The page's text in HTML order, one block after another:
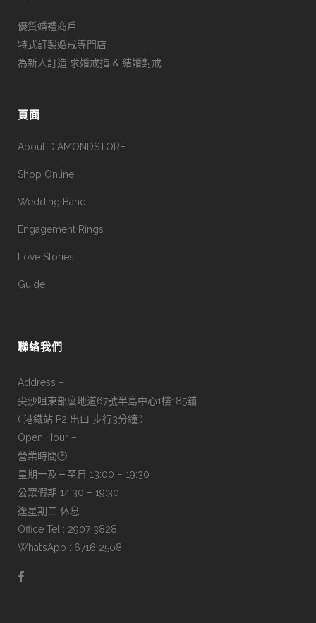
優質婚禮商戶
特式訂製婚戒專門店
為新人訂造 求婚戒指 & 結婚對戒
頁面
About DIAMONDSTORE
Shop Online
Wedding Band
Engagement Rings
Love Stories
Guide
聯絡我們
Address –
尖沙咀東部麼地道67號半島中心1樓185舖
( 港鐵站 P2 出口 步行3分鐘 )
Open Hour –
營業時間🕑
星期一及三至日 13:00 – 19:30
公眾假期 14:30 – 19:30
逢星期二 休息
Office Tel : 2907 3828
What’sApp : 6716 2508